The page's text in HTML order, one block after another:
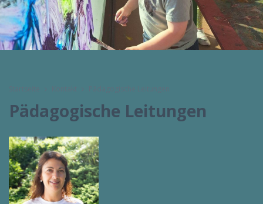
Pädagogische Leitungen